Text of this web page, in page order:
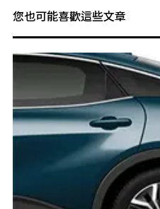
您也可能喜歡這些文章